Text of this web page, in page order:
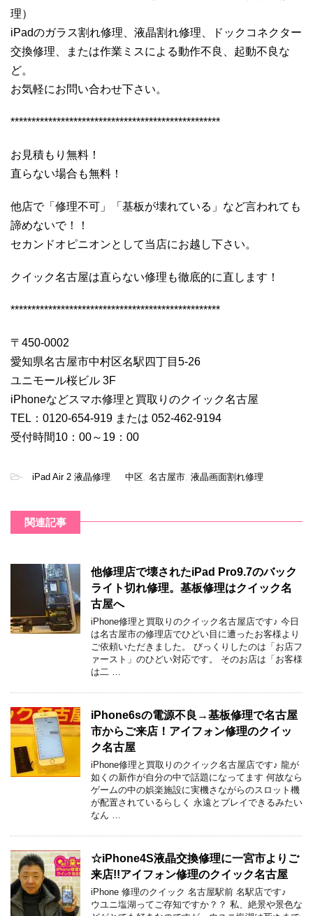
理）
iPadのガラス割れ修理、液晶割れ修理、ドックコネクター
交換修理、または作業ミスによる動作不良、起動不良な
ど。
お気軽にお問い合わせ下さい。
**************************************************
お見積もり無料！
直らない場合も無料！
他店で「修理不可」「基板が壊れている」など言われても
諦めないで！！
セカンドオピニオンとして当店にお越し下さい。
クイック名古屋は直らない修理も徹底的に直します！
**************************************************
〒450-0002
愛知県名古屋市中村区名駅四丁目5-26
ユニモール桜ビル 3F
iPhoneなどスマホ修理と買取りのクイック名古屋
TEL：0120-654-919 または 052-462-9194
受付時間10：00～19：00
- iPad Air 2 液晶修理, 中区, 名古屋市, 液晶画面割れ修理
関連記事
他修理店で壊されたiPad Pro9.7のバック
ライト切れ修理。基板修理はクイック名
古屋へ
iPhone修理と買取りのクイック名古屋店です♪ 今日
は名古屋市の修理店でひどい目に遭ったお客様より
ご依頼いただきました。 びっくりしたのは「お店フ
ァースト」のひどい対応です。 そのお店は「お客様
は二 …
iPhone6sの電源不良→基板修理で名古屋
市からご来店！アイフォン修理のクイッ
ク名古屋
iPhone修理と買取りのクイック名古屋店です♪ 龍が
如くの新作が自分の中で話題になってます 何故なら
ゲームの中の娯楽施設に実機さながらのスロット機
が配置されているらしく 永遠とプレイできるみたい
なん …
☆iPhone4S液晶交換修理に一宮市よりご
来店!!アイフォン修理のクイック名古屋
iPhone 修理のクイック 名古屋駅前 名駅店です♪
ウユニ塩湖ってご存知ですか？？ 私、絶景や景色な